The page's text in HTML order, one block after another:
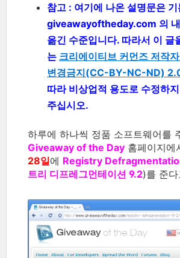
참고 : 여기에 나온 설명문은
giveawayoftheday.com 의 내
옮긴 수준입니다. 따라서 이 글
는 크리에이티브 커먼즈 저작
변경금지(CC-BY-NC-ND)
따라 비상업적 용도로 수정하
주십시오.
하루에 하나씩 정품 소프트웨어를
Giveaway of the Day 홈페이지에
28일에 Registry
트리 디프레그먼테이션 9.2)를 준